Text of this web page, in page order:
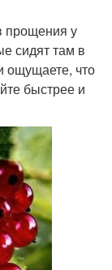
прощения у
сидят там в
ощущаете, что
быстрее и